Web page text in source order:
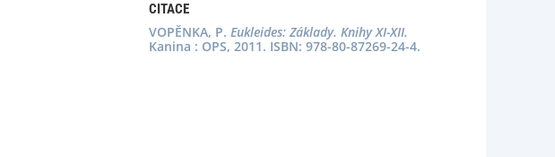
CITACE
VOPĚNKA, P. Eukleides: Základy. Knihy XI-XII.
Kanina : OPS, 2011. ISBN: 978-80-87269-24-4.